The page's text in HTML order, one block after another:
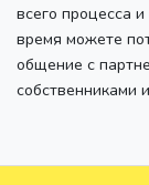
всего процесса
время можете
общение с